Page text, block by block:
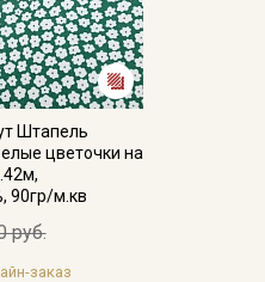
Штапель
цветочки на
90гр/м.кв
руб.
заказ